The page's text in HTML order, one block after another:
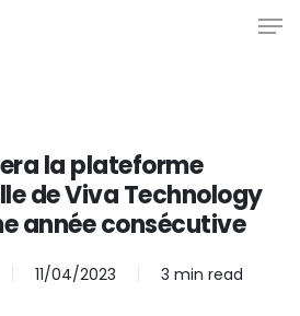
la plateforme
de Viva Technology
année consécutive
11/04/2023 3 min read